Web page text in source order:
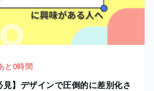
と0時間
見】デザインで圧倒的に差別化さ